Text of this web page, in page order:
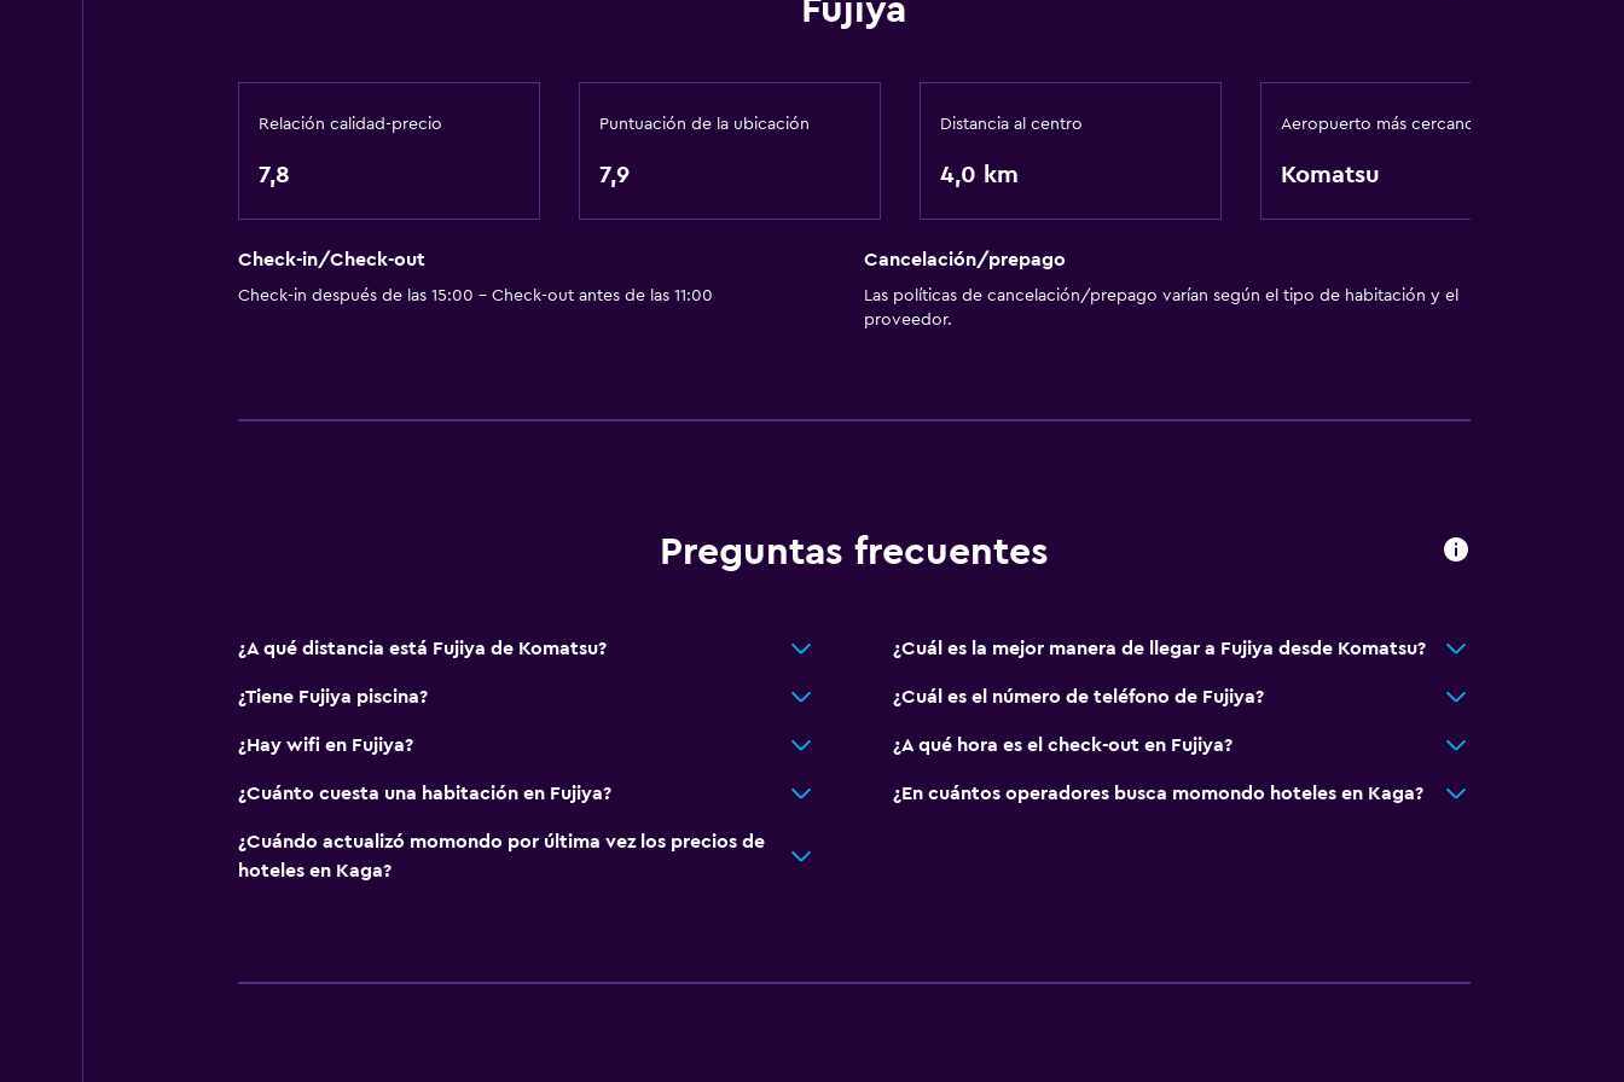
Para no fumadores
Comedor
Bar/lounge
Actividades
Bicicletas
Zona de trabajo
Salud y seguridad
Limpieza diaria
Fujiya
Relación calidad-precio
7,8
Puntuación de la ubicación
7,9
Distancia al centro
4,0 km
Aeropuerto más cercano
Komatsu
Check-in/Check-out
Check-in después de las 15:00 - Check-out antes de las 11:00
Cancelación/prepago
Las políticas de cancelación/prepago varían según el tipo de habitación y el
proveedor.
Preguntas frecuentes
¿A qué distancia está Fujiya de Komatsu? ¿Cuál es la mejor manera de llegar a Fujiya desde Komatsu?
¿Tiene Fujiya piscina? ¿Cuál es el número de teléfono de Fujiya?
¿Hay wifi en Fujiya? ¿A qué hora es el check-out en Fujiya?
¿Cuánto cuesta una habitación en Fujiya? ¿En cuántos operadores busca momondo hoteles en Kaga?
¿Cuándo actualizó momondo por última vez los precios de
hoteles en Kaga?